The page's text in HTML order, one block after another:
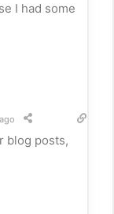
I had some
blog posts,